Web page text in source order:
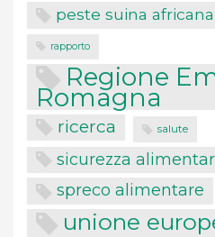
peste suina africana
rapporto
Regione
Romagna
ricerca salute
sicurezza
spreco alimentare
unione